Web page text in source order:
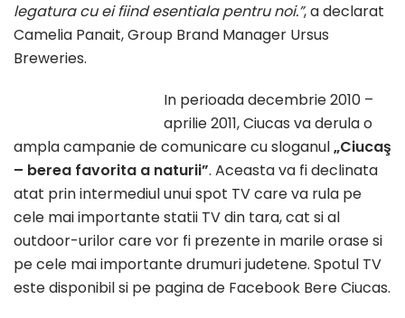
legatura cu ei fiind esentiala pentru noi.”, a declarat
Camelia Panait, Group Brand Manager Ursus
Breweries.
In perioada decembrie 2010 –
aprilie 2011, Ciucas va derula o
ampla campanie de comunicare cu sloganul„Ciucaş
– berea favorita a naturii”. Aceasta va fi declinata
atat prin intermediul unui spot TV care va rula pe
cele mai importante statii TV din tara, cat si al
outdoor-urilor care vor fi prezente in marile orase si
pe cele mai importante drumuri judetene. Spotul TV
este disponibil si pe pagina de Facebook Bere Ciucas.